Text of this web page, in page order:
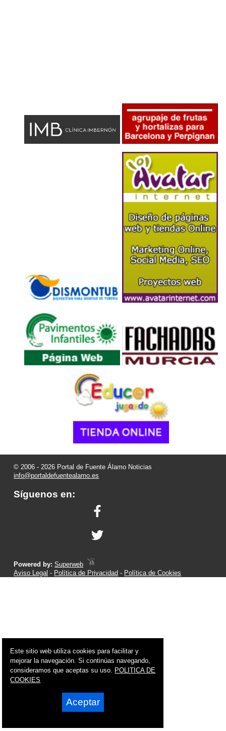
© 2006 - 2026 Portal de Fuente Álamo Noticias
info@portaldefuentealamo.es
Síguenos en:
Powered by:Superweb
Aviso Legal - Política de Privacidad - Política de Cookies
Este sitio web utiliza cookies para facilitar y
mejorar la navegación. Si continúas navegando,
consideramos que aceptas su uso. POLITICA DE
COOKIES
Aceptar